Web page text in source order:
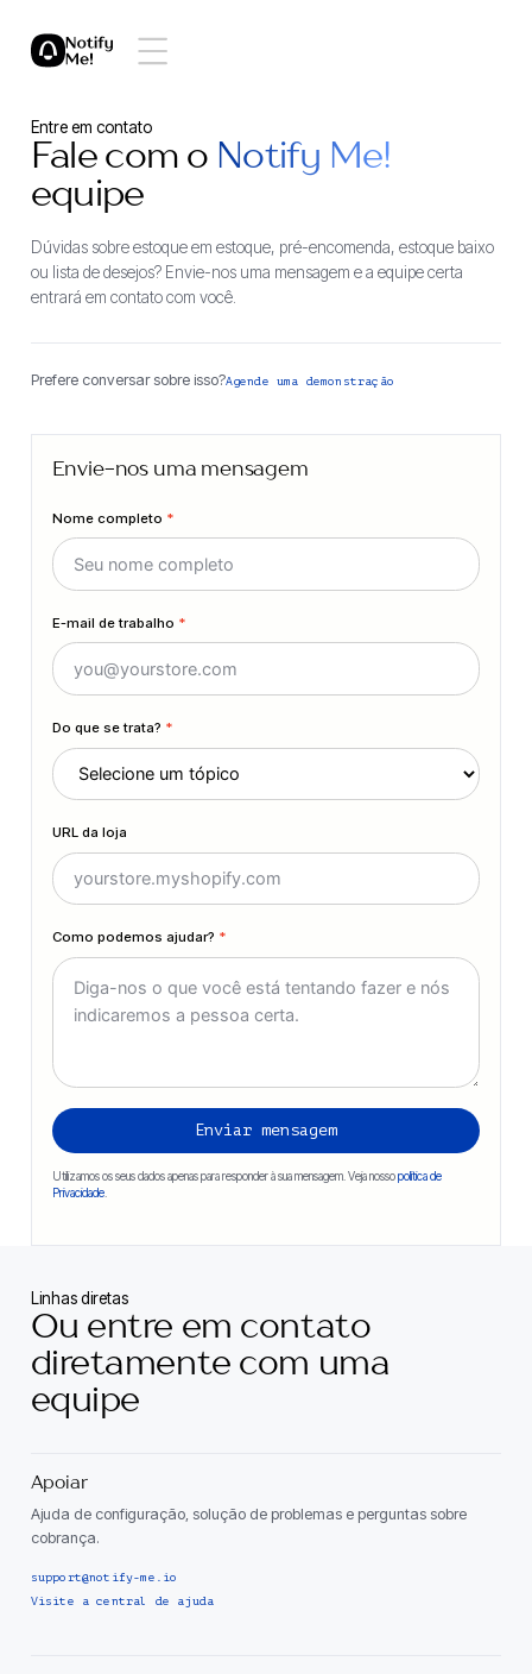
Entre em contato
Fale com o Notify Me!
equipe
Dúvidas sobre estoque em estoque, pré-encomenda, estoque baixo
ou lista de desejos? Envie-nos uma mensagem e a equipe certa
entrará em contato com você.
Prefere conversar sobre isso?Agende uma demonstração
Envie-nos uma mensagem
Nome completo *
E-mail de trabalho *
Do que se trata? *
URL da loja
Como podemos ajudar? *
Utilizamos os seus dados apenas para responder à sua mensagem. Veja nossopolítica de
Privacidade.
Linhas diretas
Ou entre em contato
diretamente com uma
equipe
Apoiar
Ajuda de configuração, solução de problemas e perguntas sobre
cobrança.
support@notify-me.io
Visite a central de ajuda